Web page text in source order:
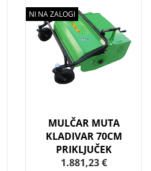
NI NA ZALOGI
MULČAR MUTA
KLADIVAR 70CM
PRIKLJUČEK
1.881,23 €